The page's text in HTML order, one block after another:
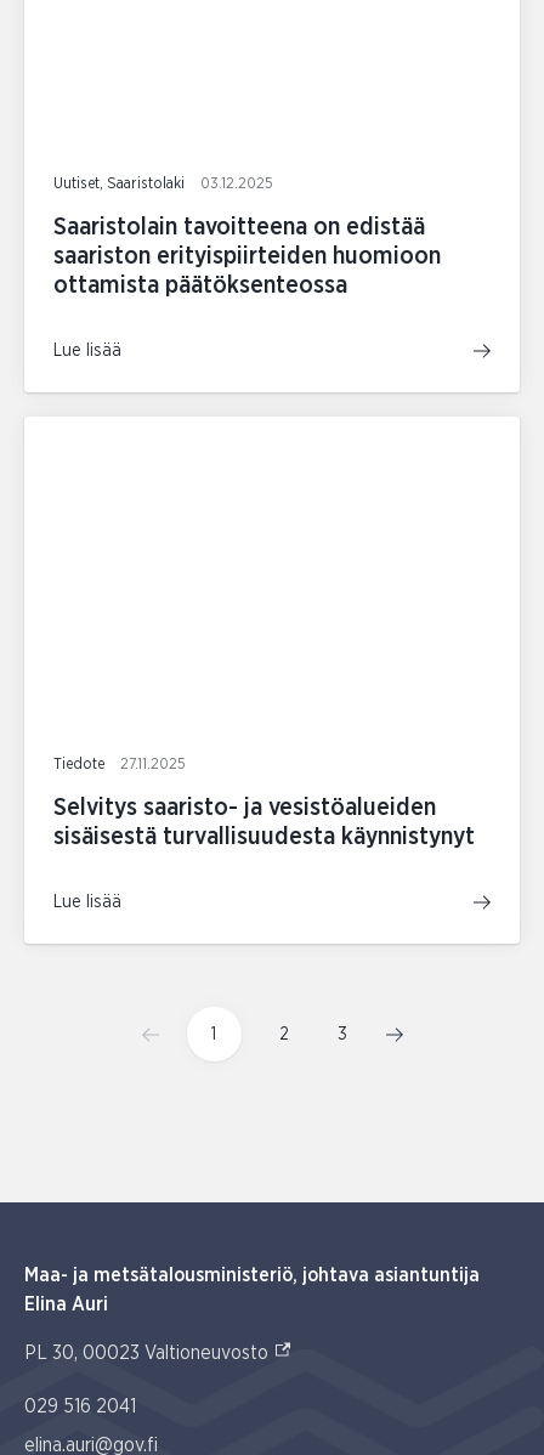
Uutiset, Saaristolaki 03.12.2025
Saaristolain tavoitteena on edistää
saariston erityispiirteiden huomioon
ottamista päätöksenteossa
Lue lisää
Tiedote 27.11.2025
Selvitys saaristo- ja vesistöalueiden
sisäisestä turvallisuudesta käynnistynyt
Lue lisää
1 2 3
Maa- ja metsätalousministeriö, johtava asiantuntija
Elina Auri
PL 30, 00023 Valtioneuvosto (Ulkoinen linkki)
029 516 2041
elina.auri@gov.fi